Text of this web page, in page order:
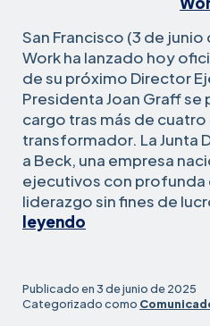
San Francisco (3 de
Work ha lanzado hoy
de su próximo Director
Presidenta Joan Graff se
cargo tras más de
transformador. La Junta
a Carlson
Beck, una empresa
ejecutivos con profunda
liderazgo sin fines de
leyendo
Work
lanza
Publicado en3 de junio de 2025
Categorizado como